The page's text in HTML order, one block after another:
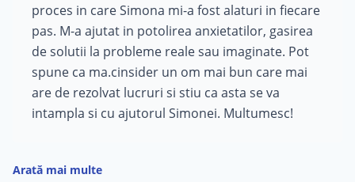
proces in care Simona mi-a fost alaturi in fiecare
pas. M-a ajutat in potolirea anxietatilor, gasirea
de solutii la probleme reale sau imaginate. Pot
spune ca ma.cinsider un om mai bun care mai
are de rezolvat lucruri si stiu ca asta se va
intampla si cu ajutorul Simonei. Multumesc!
Arată mai multe